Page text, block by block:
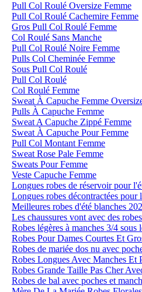
Pull Col Roulé Oversize Femme
Pull Col Roulé Cachemire Femme
Gros Pull Col Roulé Femme
Col Roulé Sans Manche
Pull Col Roulé Noire Femme
Pulls Col Cheminée Femme
Sous Pull Col Roulé
Pull Col Roulé
Col Roulé Femme
Sweat À Capuche Femme
Pulls À Capuche Femme
Sweat A Capuche Zippé Femme
Sweat À Capuche Pour Femme
Pull Col Montant Femme
Sweat Rose Pale Femme
Sweats Pour Femme
Veste Capuche Femme
Longues robes de réservoir pour
Longues robes décontractées pour
Meilleures robes d'été blanches
Les chaussures vont avec des
Robes légères à manches 3/4 sous
Robes Pour Dames Courtes Et
Robes de mariée dos nu avec
Robes Longues Avec Manches Et
Robes Grande Taille Pas Cher
Robes de bal avec poches et